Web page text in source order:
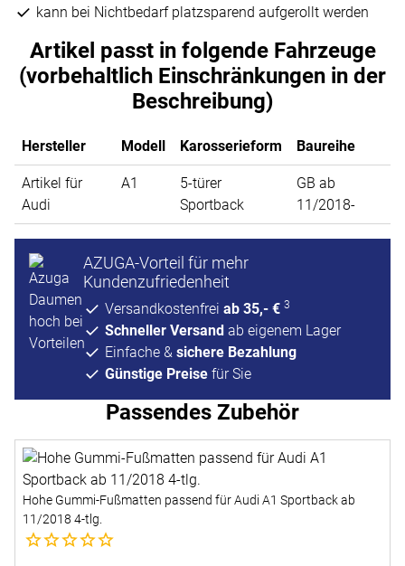
kann bei Nichtbedarf platzsparend aufgerollt werden
Artikel passt in folgende Fahrzeuge
(vorbehaltlich Einschränkungen in der
Beschreibung)
Hersteller Modell Karosserieform Baureihe
Artikel für
Audi
A1
5-türer
Sportback
GB ab
11/2018-
AZUGA-Vorteil für mehr
Kundenzufriedenheit
Versandkostenfrei ab 35,- € 3
Schneller Versand ab eigenem Lager
Einfache & sichere Bezahlung
Günstige Preise für Sie
Passendes Zubehör
Zubehör überspringen
Hohe Gummi-Fußmatten passend für Audi A1 Sportback ab
11/2018 4-tlg.
Noch keine Bewertungen abgegeben